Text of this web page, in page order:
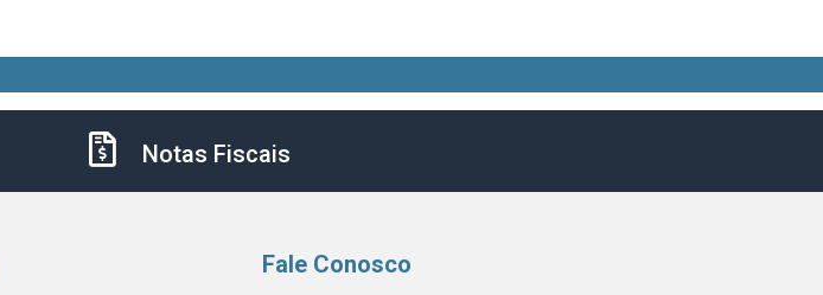
Notas Fiscais
Fale Conosco